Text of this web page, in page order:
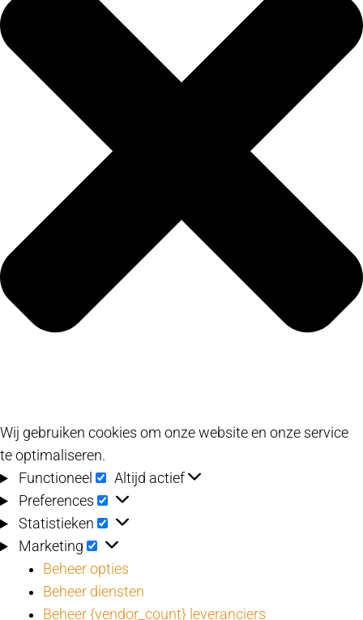
Wij gebruiken cookies om onze website en onze service
te optimaliseren.
Functioneel
Functioneel
Altijd actief
Preferences
Preferences
Statistieken Statistieken
Marketing Marketing
Beheer opties
Beheer diensten
Beheer {vendor_count} leveranciers